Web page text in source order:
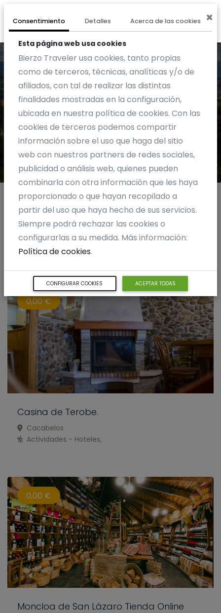
EXPERIENCIA 0
Actividades
Otras actividades MONCLOA DE SAN
LÁZARO
0,00 €
Casina de Terobe.
Cacabelos
Actividades - Hoteles,
0,00 €
Moncloa de San Lázaro Tienda Online
×
Consentimiento Detalles Acerca de las cookies
Esta página web usa cookies
Bierzo Traveler usa cookies, tanto propias
como de terceros, técnicas, analíticas y/o de
afiliados, con tal de realizar las distintas
finalidades mostradas en la configuración,
ubicada en nuestra política de cookies. Con las
cookies de terceros podemos compartir
información sobre el uso que haga del sitio
web con nuestros partners de redes sociales,
publicidad o análisis web, quienes pueden
combinarla con otra información que les haya
proporcionado o que hayan recopilado a
partir del uso que haya hecho de sus servicios.
Siempre podrá rechazar las cookies o
configurarlas a su medida. Más información:
Política de cookies.
CONFIGURAR COOKIES ACEPTAR TODAS